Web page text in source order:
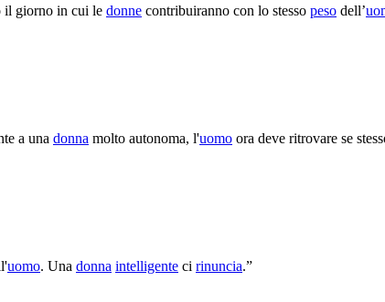
il giorno in cui le donne contribuiranno con lo stesso peso dell’
a una donna molto autonoma, l'uomo ora deve ritrovare se
uomo. Una donna intelligente ci rinuncia.”